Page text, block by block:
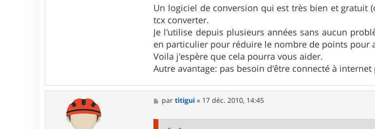
g
e
Un logiciel de conversion qui est très bien et gratuit
tcx converter.
Je l'utilise depuis plusieurs années sans aucun
en particulier pour réduire le nombre de points pour
Voila j'espère que cela pourra vous aider.
Autre avantage: pas besoin d'être connecté à
M
e
partitigui » 17 déc. 2010, 14:45